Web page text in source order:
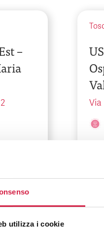
utilizza i cookie
–
Via